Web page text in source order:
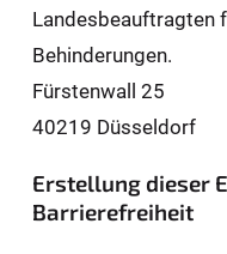
Landesbeauftragten
Behinderungen.
Fürstenwall 25
40219 Düsseldorf
Erstellung dieser
Barrierefreiheit